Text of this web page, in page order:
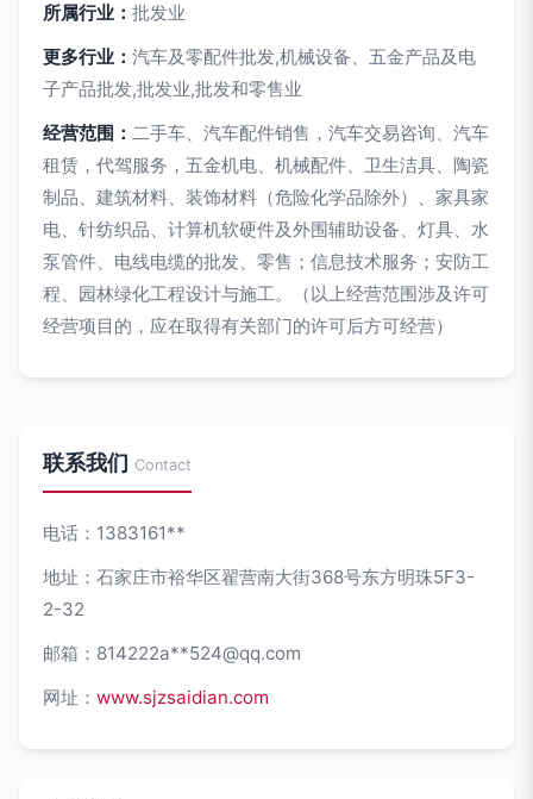
所属行业： 批发业
更多行业： 汽车及零配件批发,机械设备、五金产品及电
子产品批发,批发业,批发和零售业
经营范围： 二手车、汽车配件销售，汽车交易咨询、汽车
租赁，代驾服务，五金机电、机械配件、卫生洁具、陶瓷
制品、建筑材料、装饰材料（危险化学品除外）、家具家
电、针纺织品、计算机软硬件及外围辅助设备、灯具、水
泵管件、电线电缆的批发、零售；信息技术服务；安防工
程、园林绿化工程设计与施工。（以上经营范围涉及许可
经营项目的，应在取得有关部门的许可后方可经营）
联系我们 Contact
电话：1383161**
地址：石家庄市裕华区翟营南大街368号东方明珠5F3-
2-32
邮箱：814222a**524@qq.com
网址： www.sjzsaidian.com